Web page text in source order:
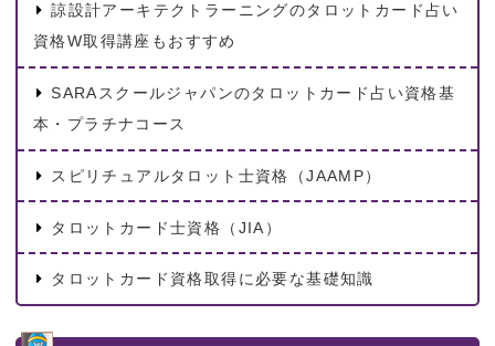
諒設計アーキテクトラーニングのタロットカード占い
資格W取得講座もおすすめ
SARAスクールジャパンのタロットカード占い資格基
本・プラチナコース
スピリチュアルタロット士資格（JAAMP）
タロットカード士資格（JIA）
タロットカード資格取得に必要な基礎知識